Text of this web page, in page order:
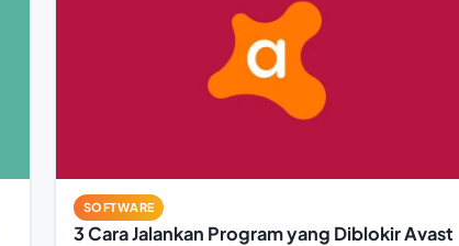
SOFTWARE
3 Cara Jalankan Program yang Diblokir Avast